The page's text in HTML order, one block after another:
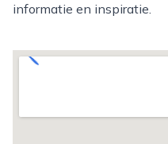
informatie en inspiratie.